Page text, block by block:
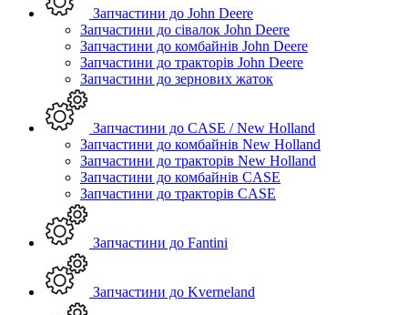
Запчастини до John Deere
Запчастини до сівалок John Deere
Запчастини до комбайнів John Deere
Запчастини до тракторів John Deere
Запчастини до зернових жаток
Запчастини до CASE / New Holland
Запчастини до комбайнів New Holland
Запчастини до тракторів New Holland
Запчастини до комбайнів CASE
Запчастини до тракторів CASE
Запчастини до Fantini
Запчастини до Kverneland